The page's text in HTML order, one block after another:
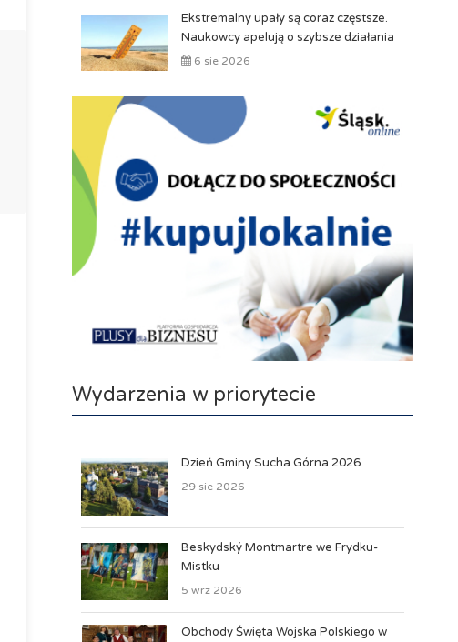
Ekstremalny upały są coraz częstsze.
Naukowcy apelują o szybsze działania
6 sie 2026
Wydarzenia w priorytecie
Dzień Gminy Sucha Górna 2026
29 sie 2026
Beskydský Montmartre we Frydku-
Mistku
5 wrz 2026
Obchody Święta Wojska Polskiego w